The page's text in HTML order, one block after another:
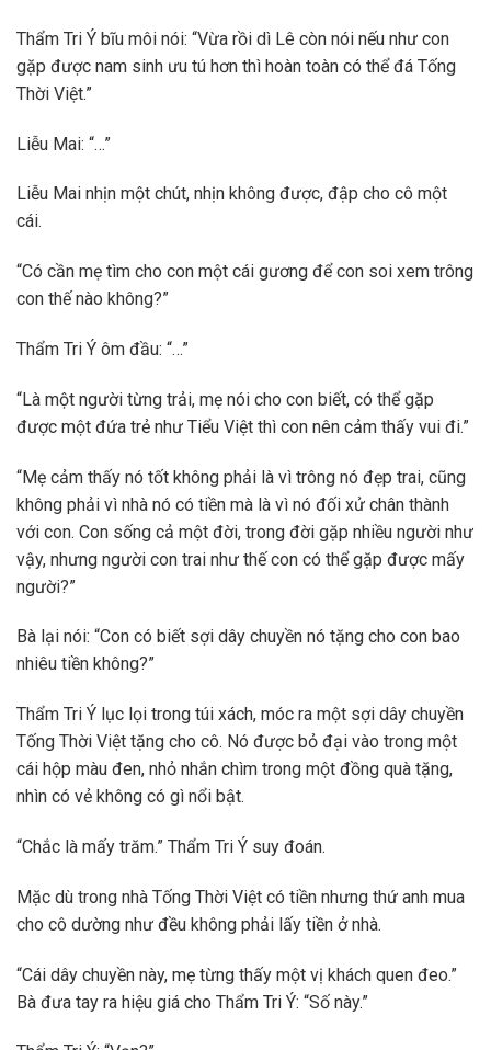
Thẩm Tri Ý bĩu môi nói: “Vừa rồi dì Lê còn nói nếu như con
gặp được nam sinh ưu tú hơn thì hoàn toàn có thể đá Tống
Thời Việt.”
Liễu Mai: “…”
Liễu Mai nhịn một chút, nhịn không được, đập cho cô một
cái.
“Có cần mẹ tìm cho con một cái gương để con soi xem trông
con thế nào không?”
Thẩm Tri Ý ôm đầu: “…”
“Là một người từng trải, mẹ nói cho con biết, có thể gặp
được một đứa trẻ như Tiểu Việt thì con nên cảm thấy vui đi.”
“Mẹ cảm thấy nó tốt không phải là vì trông nó đẹp trai, cũng
không phải vì nhà nó có tiền mà là vì nó đối xử chân thành
với con. Con sống cả một đời, trong đời gặp nhiều người như
vậy, nhưng người con trai như thế con có thể gặp được mấy
người?”
Bà lại nói: “Con có biết sợi dây chuyền nó tặng cho con bao
nhiêu tiền không?”
Thẩm Tri Ý lục lọi trong túi xách, móc ra một sợi dây chuyền
Tống Thời Việt tặng cho cô. Nó được bỏ đại vào trong một
cái hộp màu đen, nhỏ nhắn chìm trong một đồng quà tặng,
nhìn có vẻ không có gì nổi bật.
“Chắc là mấy trăm.” Thẩm Tri Ý suy đoán.
Mặc dù trong nhà Tống Thời Việt có tiền nhưng thứ anh mua
cho cô dường như đều không phải lấy tiền ở nhà.
“Cái dây chuyền này, mẹ từng thấy một vị khách quen đeo.”
Bà đưa tay ra hiệu giá cho Thẩm Tri Ý: “Số này.”